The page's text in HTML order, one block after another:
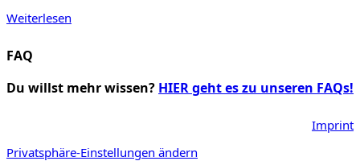
Weiterlesen
FAQ
Du willst mehr wissen? HIER geht es zu unseren FAQs!
Imprint
Privatsphäre-Einstellungen ändern